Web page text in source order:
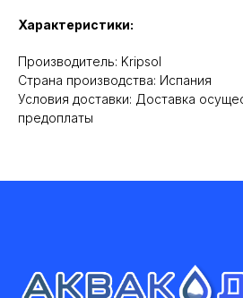
Характеристики:
Производитель: Kripsol
Cтрана производства: Испания
Условия доставки: Доставка
предоплаты